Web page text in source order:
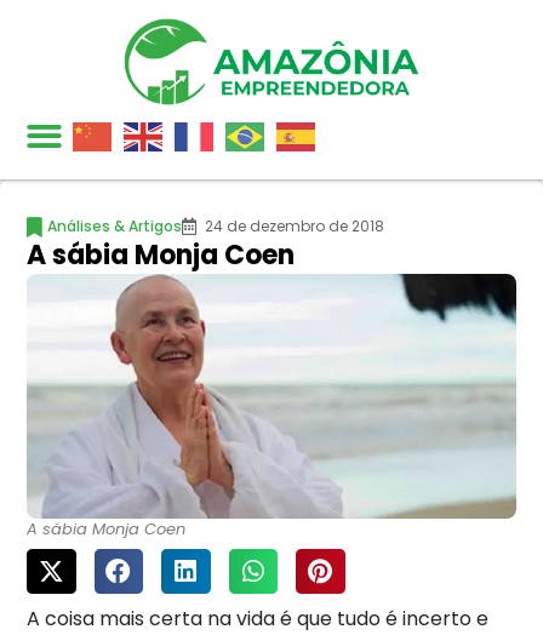
Análises & Artigos 24 de dezembro de 2018
A sábia Monja Coen
A sábia Monja Coen
A coisa mais certa na vida é que tudo é incerto e